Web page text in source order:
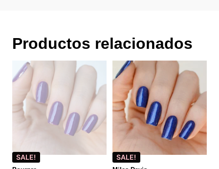
Productos relacionados
SALE! SALE!